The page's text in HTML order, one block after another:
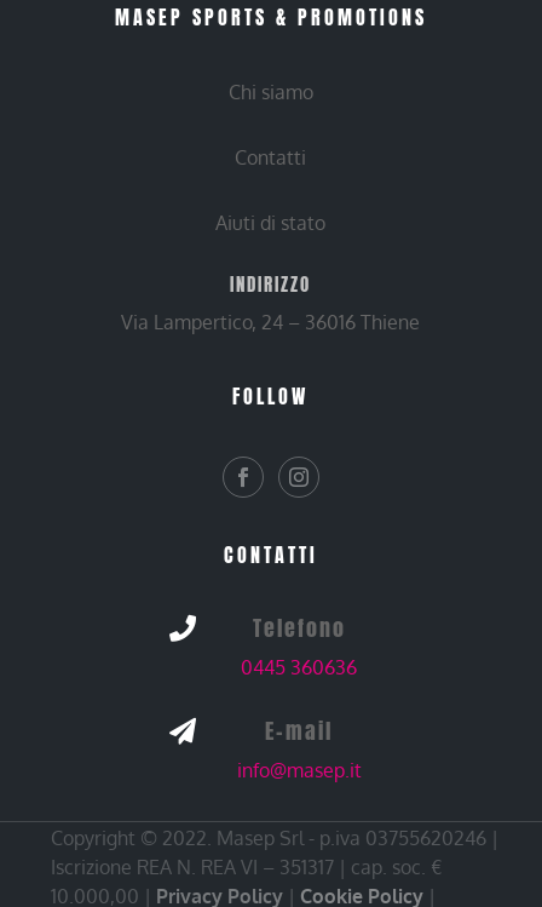
MASEP SPORTS & PROMOTIONS
Chi siamo
Contatti
Aiuti di stato
INDIRIZZO
Via Lampertico, 24 – 36016 Thiene
FOLLOW
CONTATTI
 Telefono
0445 360636
 E-mail
info@masep.it
Copyright © 2022. Masep Srl - p.iva 03755620246 |
Iscrizione REA N. REA VI – 351317 | cap. soc. €
10.000,00 | Privacy Policy | Cookie Policy |